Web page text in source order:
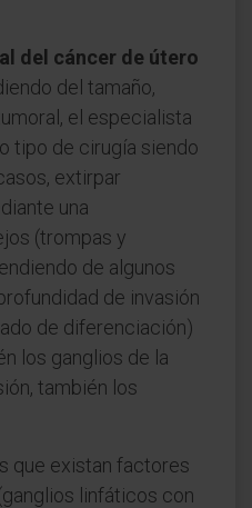
del cáncer de útero
del tamaño,
el especialista
tipo de cirugía siendo
extirpar
una
(trompas y
de algunos
de invasión
de diferenciación)
los ganglios de la
también los
que existan factores
linfáticos con